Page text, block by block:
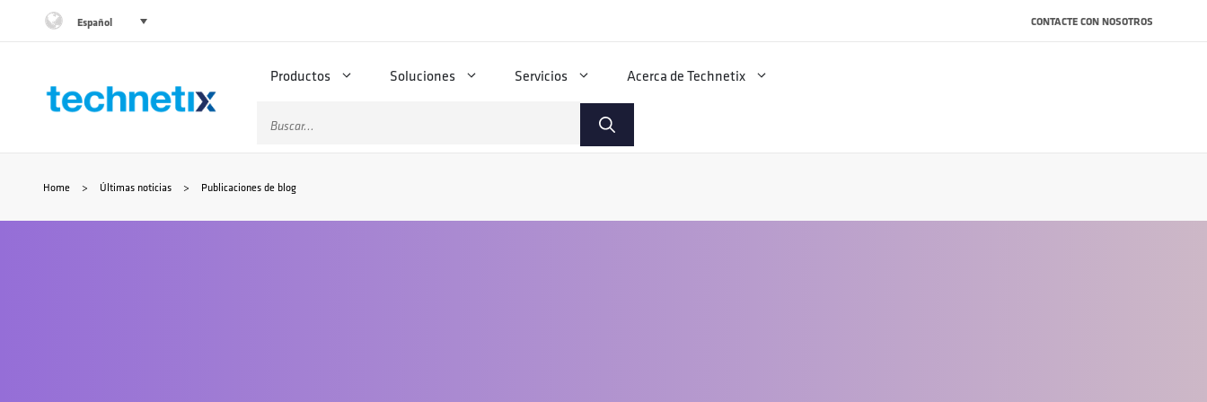
contenido
Español CONTACTE CON NOSOTROS
Productos Soluciones Servicios Acerca de Technetix
Buscar:
Home > Últimas noticias > Publicaciones de blog